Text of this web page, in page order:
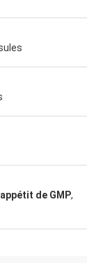
de GMP,